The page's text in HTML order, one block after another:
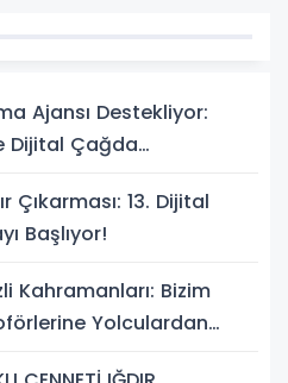
Ajansı Destekliyor:
Dijital Çağda
Başlıyor!
Çıkarması: 13. Dijital
Başlıyor!
Kahramanları: Bizim
Yolculardan